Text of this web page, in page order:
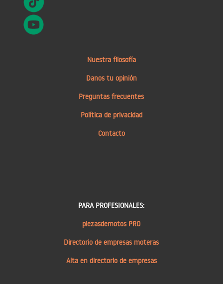
Nuestra filosofía
Danos tu opinión
Preguntas frecuentes
Política de privacidad
Contacto
PARA PROFESIONALES:
piezasdemotos PRO
Directorio de empresas moteras
Alta en directorio de empresas